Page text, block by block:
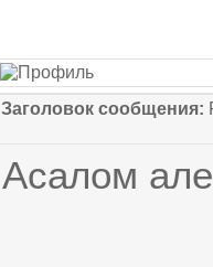
Заголовок сообщения:
Асалом